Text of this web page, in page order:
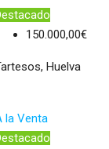
150.000,00€
Huelva
la Venta